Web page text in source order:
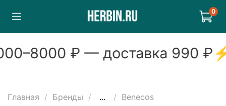
0
–8000₽ — доставка990₽
Главная Бренды ... Benecos